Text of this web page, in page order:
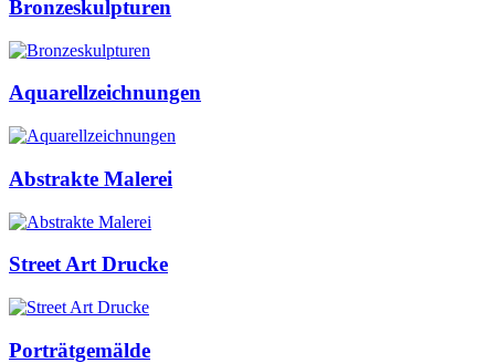
Bronzeskulpturen
Aquarellzeichnungen
Abstrakte Malerei
Street Art Drucke
Porträtgemälde